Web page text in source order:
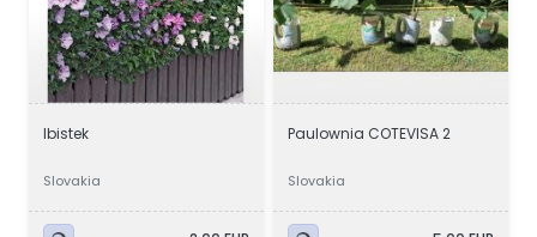
Ibistek
Slovakia
Paulownia COTEVISA 2
Slovakia